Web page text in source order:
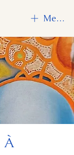
Menu
À